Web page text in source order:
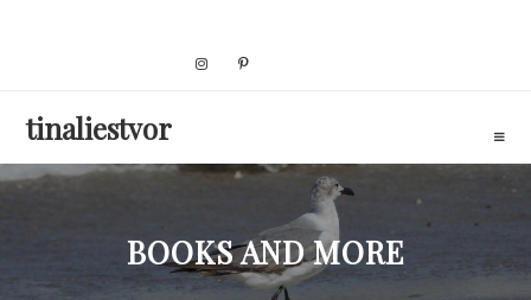
tinaliestvor
BOOKS AND MORE